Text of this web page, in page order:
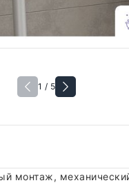
1 / 5
монтаж,